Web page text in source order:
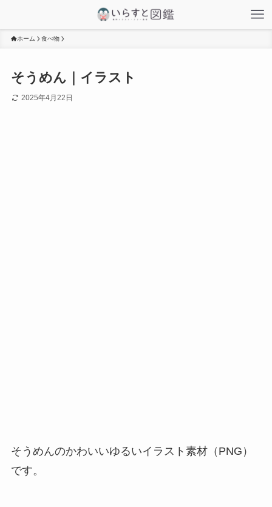
ホーム 食べ物
そうめん｜イラスト
2025年4月22日
そうめんのかわいいゆるいイラスト素材（PNG）
です。